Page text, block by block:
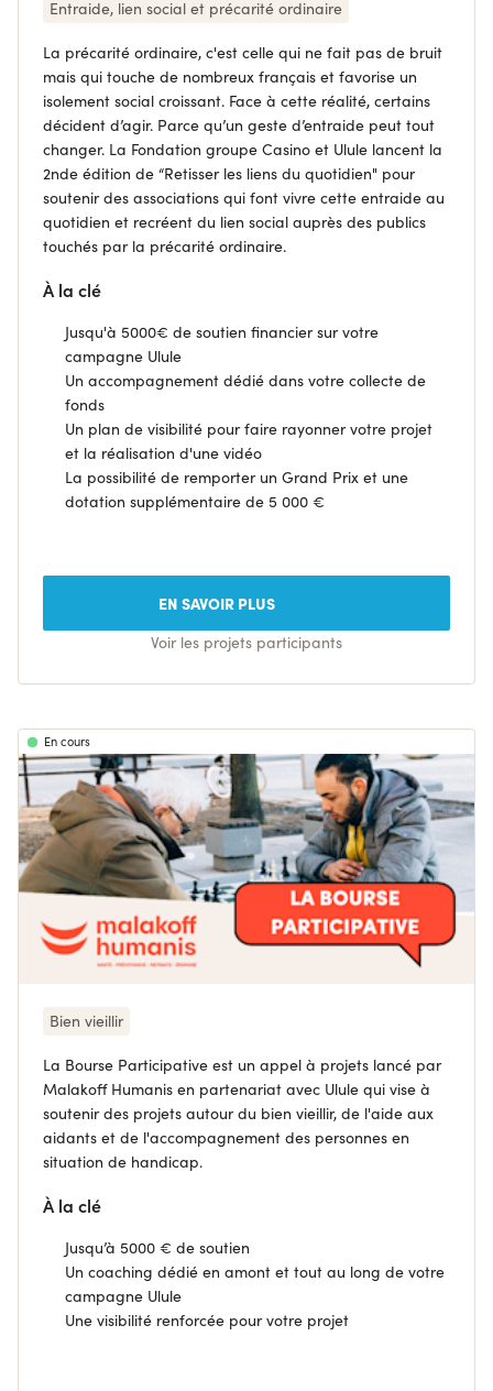
Entraide, lien social et précarité ordinaire
La précarité ordinaire, c'est celle qui ne fait pas de bruit
mais qui touche de nombreux français et favorise un
isolement social croissant. Face à cette réalité, certains
décident d’agir. Parce qu’un geste d’entraide peut tout
changer. La Fondation groupe Casino et Ulule lancent la
2nde édition de “Retisser les liens du quotidien" pour
soutenir des associations qui font vivre cette entraide au
quotidien et recréent du lien social auprès des publics
touchés par la précarité ordinaire.
À la clé
Jusqu'à 5000€ de soutien financier sur votre
campagne Ulule
Un accompagnement dédié dans votre collecte de
fonds
Un plan de visibilité pour faire rayonner votre projet
et la réalisation d'une vidéo
La possibilité de remporter un Grand Prix et une
dotation supplémentaire de 5 000 €
EN SAVOIR PLUS
Voir les projets participants
En cours
Bien vieillir
La Bourse Participative est un appel à projets lancé par
Malakoff Humanis en partenariat avec Ulule qui vise à
soutenir des projets autour du bien vieillir, de l'aide aux
aidants et de l'accompagnement des personnes en
situation de handicap.
À la clé
Jusqu’à 5000 € de soutien
Un coaching dédié en amont et tout au long de votre
campagne Ulule
Une visibilité renforcée pour votre projet